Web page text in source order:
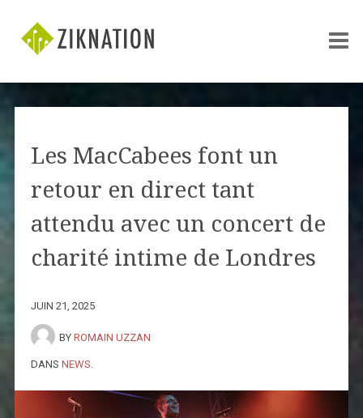
Les MacCabees font un
retour en direct tant
attendu avec un concert de
charité intime de Londres
JUIN 21, 2025
BY ROMAIN UZZAN
DANS NEWS